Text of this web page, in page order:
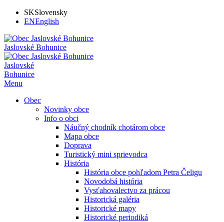
SKSlovensky
ENEnglish
Jaslovské Bohunice
Jaslovské
Bohunice
Menu
Obec
Novinky obce
Info o obci
Náučný chodník chotárom obce
Mapa obce
Doprava
Turistický mini sprievodca
História
História obce pohľadom Petra Čeligu
Novodobá história
Vysťahovalectvo za prácou
Historická galéria
Historické mapy
Historické periodiká